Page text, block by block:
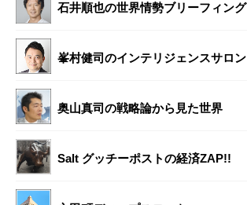
石井順也の世界情勢ブリーフィング
峯村健司のインテリジェンスサロン
奥山真司の戦略論から見た世界
Salt グッチーポストの経済ZAP!!